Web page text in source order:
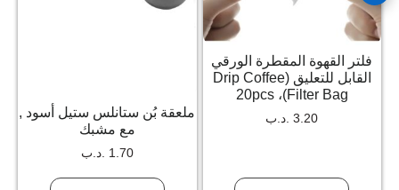
فلتر القهوة المقطرة الورقي
القابل للتعليق (Drip Coffee
Filter Bag)، 20pcs
3.20 .د.ب
ملعقة بُن ستانلس ستيل أسود ,
مع مشبك
1.70 .د.ب